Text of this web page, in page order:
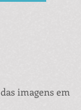
imagens em